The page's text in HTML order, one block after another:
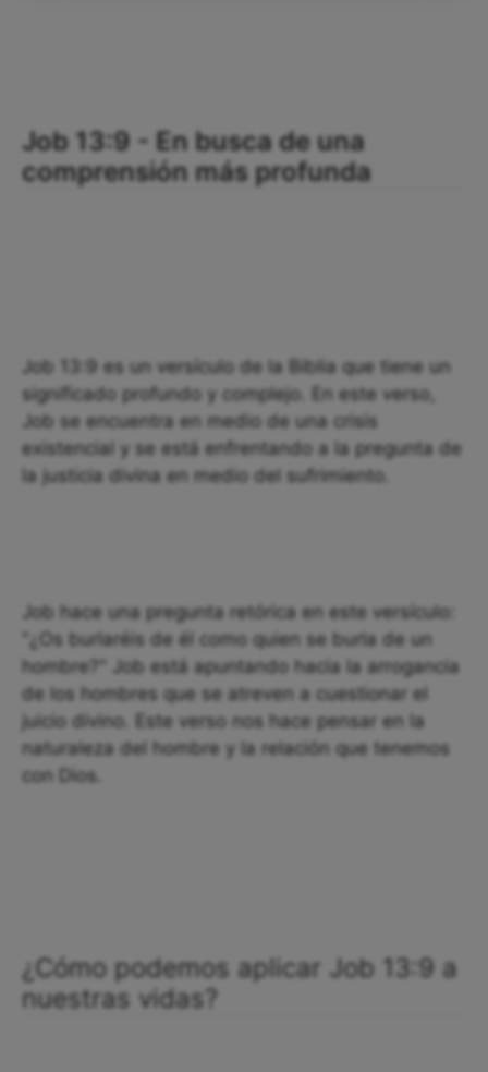
Job 13:9 - En busca de una
comprensión más profunda
Job 13:9 es un versículo de la Biblia que tiene un
significado profundo y complejo. En este verso,
Job se encuentra en medio de una crisis
existencial y se está enfrentando a la pregunta de
la justicia divina en medio del sufrimiento.
Job hace una pregunta retórica en este versículo:
"¿Os burlaréis de él como quien se burla de un
hombre?" Job está apuntando hacia la arrogancia
de los hombres que se atreven a cuestionar el
juicio divino. Este verso nos hace pensar en la
naturaleza del hombre y la relación que tenemos
con Dios.
¿Cómo podemos aplicar Job 13:9 a
nuestras vidas?